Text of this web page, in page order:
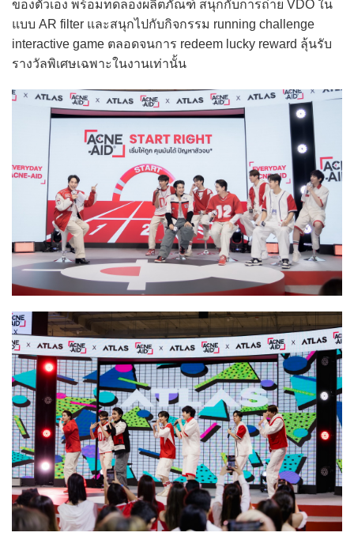
ของตัวเอง พร้อมทดลองผลิตภัณฑ์ สนุกกับการถ่าย VDO ใน
แบบ AR filter และสนุกไปกับกิจกรรม running challenge
interactive game ตลอดจนการ redeem lucky reward ลุ้นรับ
รางวัลพิเศษเฉพาะในงานเท่านั้น